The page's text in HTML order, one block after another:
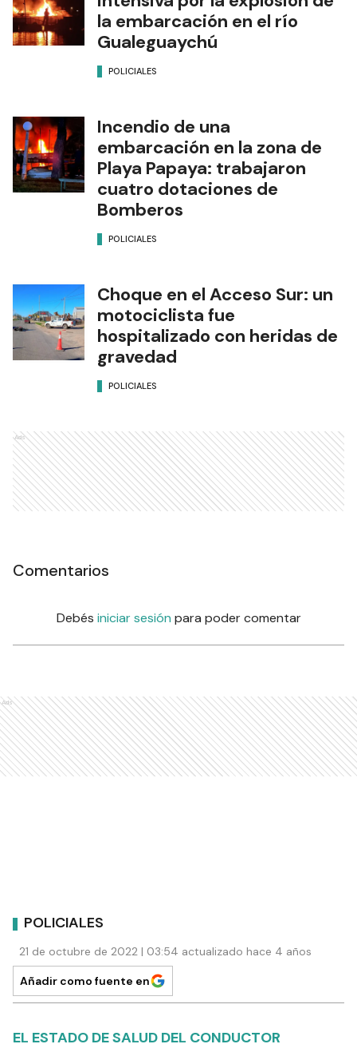
la embarcación en el río
Gualeguaychú
POLICIALES
Incendio de una
embarcación en la zona de
Playa Papaya: trabajaron
cuatro dotaciones de
Bomberos
POLICIALES
Choque en el Acceso Sur: un
motociclista fue
hospitalizado con heridas de
gravedad
POLICIALES
Ads
Comentarios
Debés iniciar sesión para poder comentar
Ads
POLICIALES
21 de octubre de 2022 | 03:54 actualizado hace 4 años
Añadir como fuente en
EL ESTADO DE SALUD DEL CONDUCTOR